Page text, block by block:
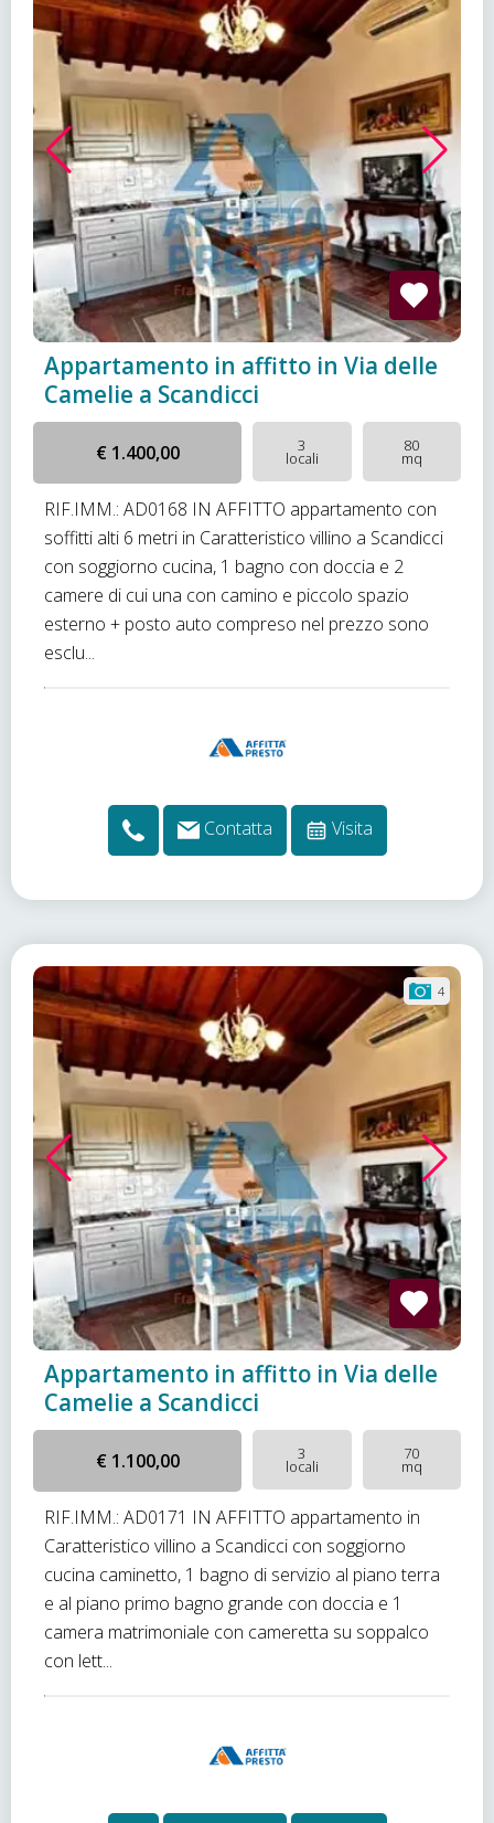
Appartamento in affitto in Via delle
Camelie a Scandicci
€ 1.400,00 3
locali
80
mq
RIF.IMM.: AD0168 IN AFFITTO appartamento con
soffitti alti 6 metri in Caratteristico villino a Scandicci
con soggiorno cucina, 1 bagno con doccia e 2
camere di cui una con camino e piccolo spazio
esterno + posto auto compreso nel prezzo sono
esclu...
Contatta Visita
4
Appartamento in affitto in Via delle
Camelie a Scandicci
€ 1.100,00 3
locali
70
mq
RIF.IMM.: AD0171 IN AFFITTO appartamento in
Caratteristico villino a Scandicci con soggiorno
cucina caminetto, 1 bagno di servizio al piano terra
e al piano primo bagno grande con doccia e 1
camera matrimoniale con cameretta su soppalco
con lett...